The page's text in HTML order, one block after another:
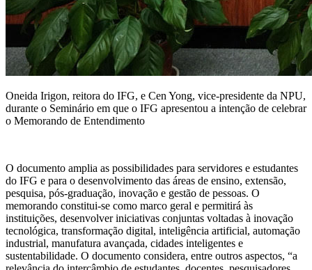
Oneida Irigon, reitora do IFG, e Cen Yong, vice-presidente da NPU,
durante o Seminário em que o IFG apresentou a intenção de celebrar
o Memorando de Entendimento
O documento amplia as possibilidades para servidores e estudantes
do IFG e para o desenvolvimento das áreas de ensino, extensão,
pesquisa, pós-graduação, inovação e gestão de pessoas. O
memorando constitui-se como marco geral e permitirá às
instituições, desenvolver iniciativas conjuntas voltadas à inovação
tecnológica, transformação digital, inteligência artificial, automação
industrial, manufatura avançada, cidades inteligentes e
sustentabilidade. O documento considera, entre outros aspectos, “a